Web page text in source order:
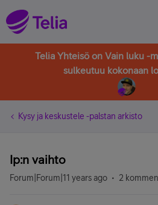
Telia Yhteisö on Vain luku -
sulkeutuu kokonaan
Kysy ja keskustele -palstan arkisto
Ip:n vaihto
Forum|Forum|11 years ago 2